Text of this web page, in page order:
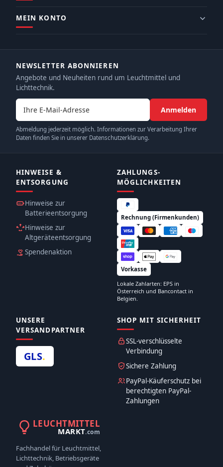
MEIN KONTO
NEWSLETTER ABONNIEREN
Angebote und Neuheiten rund um Leuchtmittel und
Lichttechnik.
E-Mail-Adresse
Anmelden
Abmeldung jederzeit möglich. Informationen zur Verarbeitung Ihrer
Daten finden Sie in unserer Datenschutzerklärung.
HINWEISE &
ENTSORGUNG
Hinweise zur
Batterieentsorgung
Hinweise zur
Altgeräteentsorgung
Spendenaktion
ZAHLUNGS­
MÖGLICHKEITEN
Rechnung (Firmenkunden)
Vorkasse
Lokale Zahlarten: EPS in
Österreich und Bancontact in
Belgien.
UNSERE
VERSANDPARTNER
GLS.
SHOP MIT SICHERHEIT
SSL-verschlüsselte
Verbindung
Sichere Zahlung
PayPal-Käuferschutz bei
berechtigten PayPal-
Zahlungen
LEUCHTMITTEL
MARKT.com
Fachhandel für Leuchtmittel,
Lichttechnik, Betriebsgeräte